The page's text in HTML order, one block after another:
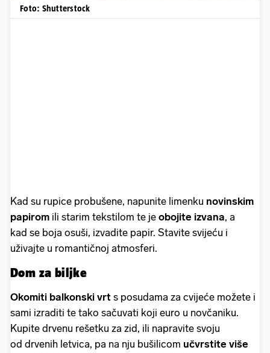
Foto: Shutterstock
Kad su rupice probušene, napunite limenku novinskim
papirom ili starim tekstilom te je obojite izvana, a
kad se boja osuši, izvadite papir. Stavite svijeću i
uživajte u romantičnoj atmosferi.
Dom za biljke
Okomiti balkonski vrt s posudama za cvijeće možete i
sami izraditi te tako sačuvati koji euro u novčaniku.
Kupite drvenu rešetku za zid, ili napravite svoju
od drvenih letvica, pa na nju bušilicom učvrstite više